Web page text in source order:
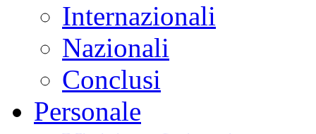
Internazionali
Nazionali
Conclusi
Personale